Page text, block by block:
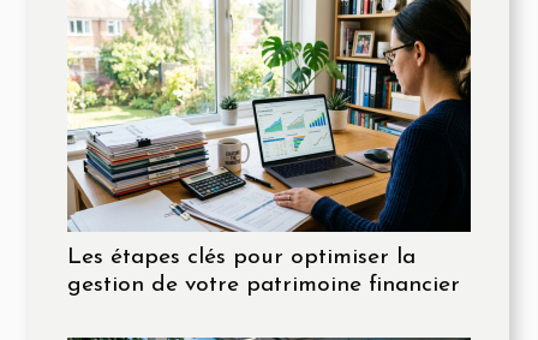
Les étapes clés pour optimiser la
gestion de votre patrimoine financier